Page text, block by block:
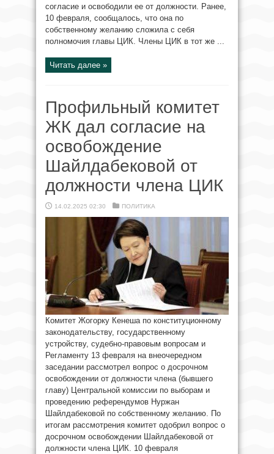
согласие и освободили ее от должности. Ранее,
10 февраля, сообщалось, что она по
собственному желанию сложила с себя
полномочия главы ЦИК. Члены ЦИК в тот же ...
Читать далее »
Профильный комитет
ЖК дал согласие на
освобождение
Шайлдабековой от
должности члена ЦИК
14.02.2025 02:30 ПОЛИТИКА
Комитет Жогорку Кенеша по конституционному
законодательству, государственному
устройству, судебно-правовым вопросам и
Регламенту 13 февраля на внеочередном
заседании рассмотрел вопрос о досрочном
освобождении от должности члена (бывшего
главу) Центральной комиссии по выборам и
проведению референдумов Нуржан
Шайлдабековой по собственному желанию. По
итогам рассмотрения комитет одобрил вопрос о
досрочном освобождении Шайлдабековой от
должности члена ЦИК. 10 февраля